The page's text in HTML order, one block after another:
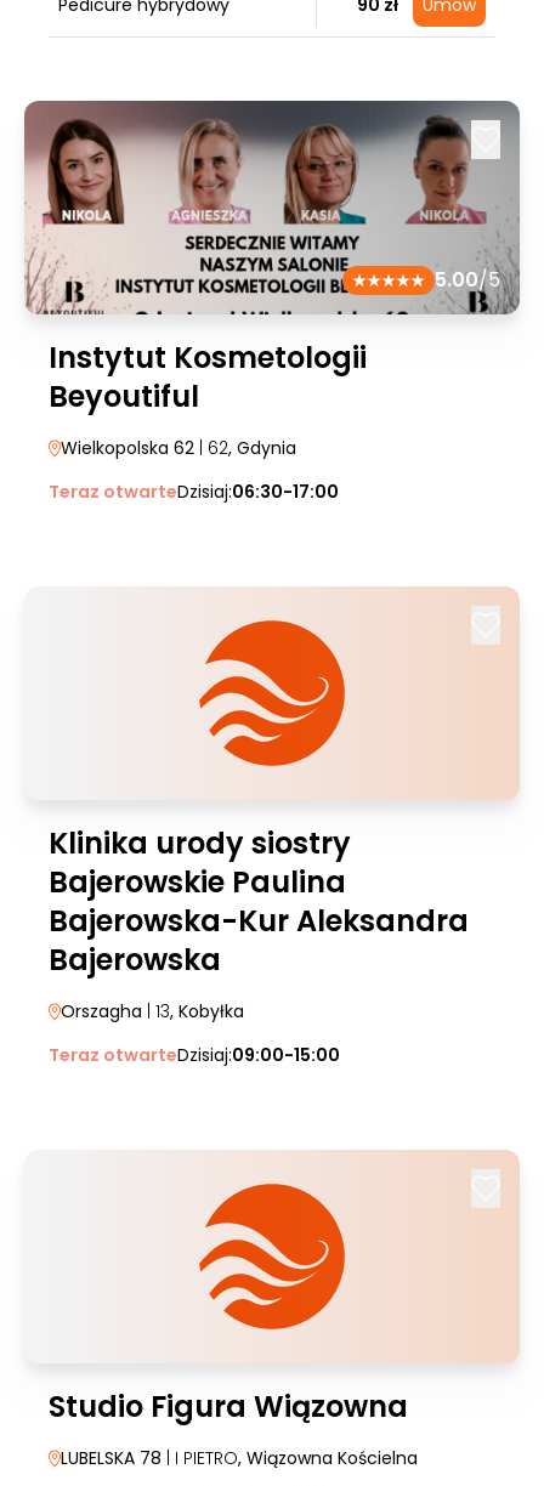
Pedicure hybrydowy 90 zł Umów
5.00/5
Instytut Kosmetologii
Beyoutiful
Wielkopolska 62 | 62, Gdynia
Teraz otwarteDzisiaj:06:30-17:00
Klinika urody siostry
Bajerowskie Paulina
Bajerowska-Kur Aleksandra
Bajerowska
Orszagha | 13, Kobyłka
Teraz otwarteDzisiaj:09:00-15:00
Studio Figura Wiązowna
LUBELSKA 78 | I PIETRO, Wiązowna Kościelna